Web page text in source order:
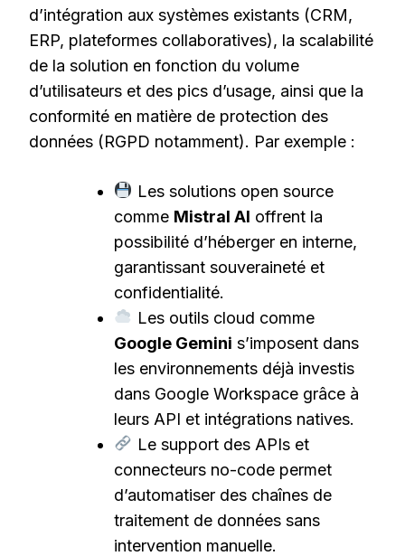
d’intégration aux systèmes existants (CRM,
ERP, plateformes collaboratives), la scalabilité
de la solution en fonction du volume
d’utilisateurs et des pics d’usage, ainsi que la
conformité en matière de protection des
données (RGPD notamment). Par exemple :
Les solutions open source
comme Mistral AI offrent la
possibilité d’héberger en interne,
garantissant souveraineté et
confidentialité.
Les outils cloud comme
Google Gemini s’imposent dans
les environnements déjà investis
dans Google Workspace grâce à
leurs API et intégrations natives.
Le support des APIs et
connecteurs no-code permet
d’automatiser des chaînes de
traitement de données sans
intervention manuelle.